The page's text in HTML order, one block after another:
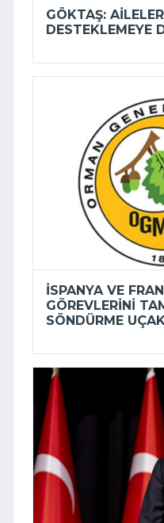
GÖKTAŞ:
DESTEKLEMEYE
İSPANYA VE
GÖREVLERINI
SÖNDÜRME